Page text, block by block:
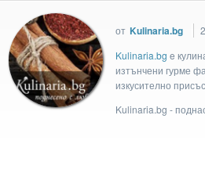
от Kulinaria.bg
Kulinaria.bg e
изтънчени гурме
изкусително
Kulinaria.bg -